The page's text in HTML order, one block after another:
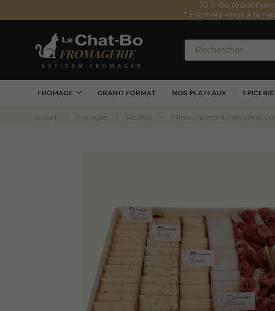
FROMAGE GRAND FORMAT NOS PLATEAUX EPICERIE
Accueil Fromages Raclette Plateau raclette & charcuterie